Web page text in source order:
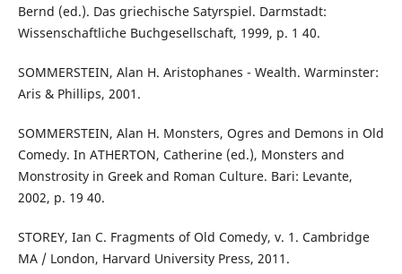
Bernd (ed.). Das griechische Satyrspiel. Darmstadt:
Wissenschaftliche Buchgesellschaft, 1999, p. 1 40.
SOMMERSTEIN, Alan H. Aristophanes - Wealth. Warminster:
Aris & Phillips, 2001.
SOMMERSTEIN, Alan H. Monsters, Ogres and Demons in Old
Comedy. In ATHERTON, Catherine (ed.), Monsters and
Monstrosity in Greek and Roman Culture. Bari: Levante,
2002, p. 19 40.
STOREY, Ian C. Fragments of Old Comedy, v. 1. Cambridge
MA / London, Harvard University Press, 2011.